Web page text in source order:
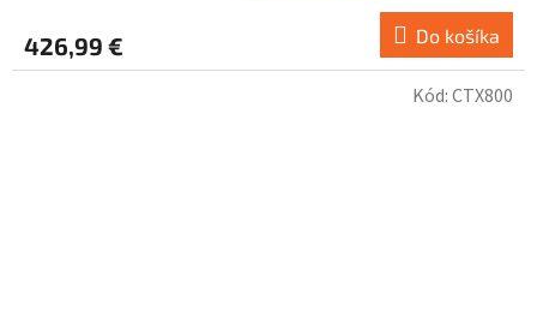
426,99 € Do košíka
Kód:CTX800